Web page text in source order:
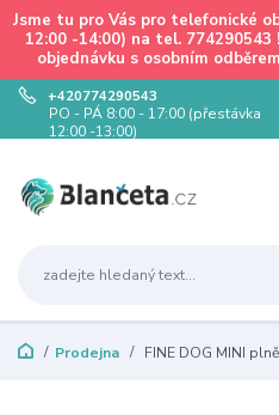
Jsme tu pro Vás pro telefonické
12:00 -14:00) na tel.
objednávku s osobním
+420774290543
PO - PÁ 8:00 - 17:00 (přestávka
12:00 -13:00)
Prodejna FINE DOG MINI